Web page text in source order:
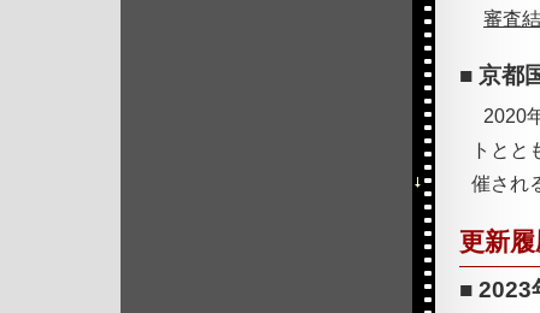
審査
京都
2020
トと
催され
更新
2023